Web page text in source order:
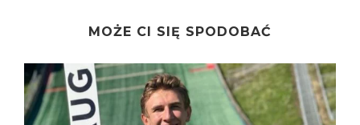
MOŻE CI SIĘ SPODOBAĆ